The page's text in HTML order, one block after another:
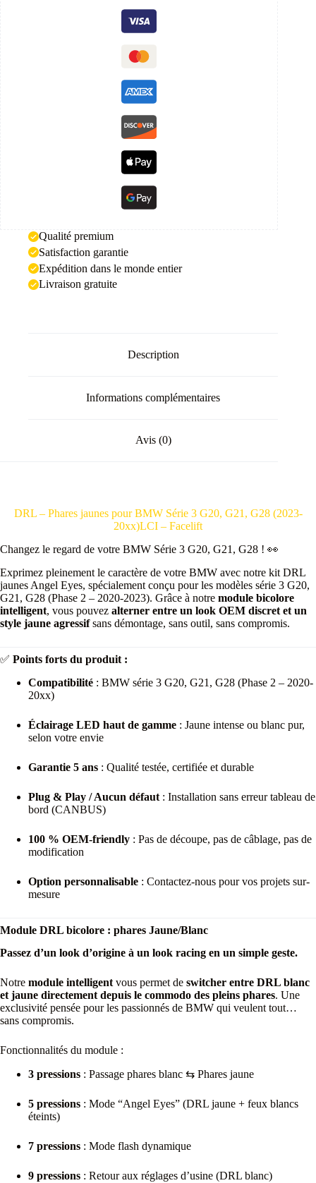
Qualité premium
Satisfaction garantie
Expédition dans le monde entier
Livraison gratuite
Description
Informations complémentaires
Avis (0)
DRL – Phares jaunes pour BMW Série 3 G20, G21, G28 (2023-
20xx)LCI – Facelift
Changez le regard de votre BMW Série 3 G20, G21, G28 ! 👀
Exprimez pleinement le caractère de votre BMW avec notre kit DRL
jaunes Angel Eyes, spécialement conçu pour les modèles série 3 G20,
G21, G28 (Phase 2 – 2020-2023). Grâce à notre module bicolore
intelligent, vous pouvez alterner entre un look OEM discret et un
style jaune agressifsans démontage, sans outil, sans compromis.
✅ Points forts du produit :
Compatibilité : BMW série 3 G20, G21, G28 (Phase 2 – 2020-
20xx)
Éclairage LED haut de gamme : Jaune intense ou blanc pur,
selon votre envie
Garantie 5 ans : Qualité testée, certifiée et durable
Plug & Play / Aucun défaut : Installation sans erreur tableau de
bord (CANBUS)
100 % OEM-friendly : Pas de découpe, pas de câblage, pas de
modification
Option personnalisable : Contactez-nous pour vos projets sur-
mesure
Module DRL bicolore : phares Jaune/Blanc
Passez d’un look d’origine à un look racing en un simple geste.
Notre module intelligentvous permet de switcher entre DRL blanc
et jaune directement depuis le commodo des pleins phares. Une
exclusivité pensée pour les passionnés de BMW qui veulent tout…
sans compromis.
Fonctionnalités du module :
3 pressions : Passage phares blanc ⇆ Phares jaune
5 pressions : Mode “Angel Eyes” (DRL jaune + feux blancs
éteints)
7 pressions : Mode flash dynamique
9 pressions : Retour aux réglages d’usine (DRL blanc)